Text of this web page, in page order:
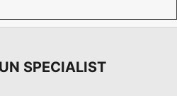
SPECIALIST